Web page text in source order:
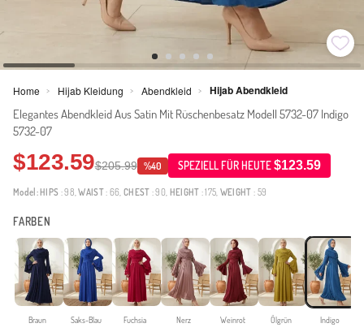
Home > Hijab Kleidung > Abendkleid > Hijab Abendkleid
Elegantes Abendkleid Aus Satin Mit Rüschenbesatz Modell 5732-07 Indigo
5732-07
$123.59$205.99 %40 SPEZIELL FÜR HEUTE$123.59
Model: HIPS : 98,WAIST: 66,CHEST : 90, HEIGHT : 175, WEIGHT : 59
FARBEN
Braun Saks-Blau Fuchsia Nerz Weinrot Ölgrün Indigo